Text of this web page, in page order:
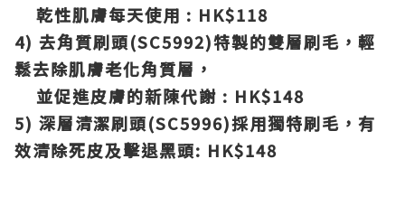
乾性肌膚每天使用 : HK$118
4) 去角質刷頭(SC5992)特製的雙層刷毛，輕
鬆去除肌膚老化角質層，
並促進皮膚的新陳代謝 : HK$148
5) 深層清潔刷頭(SC5996)採用獨特刷毛，有
效清除死皮及擊退黑頭: HK$148